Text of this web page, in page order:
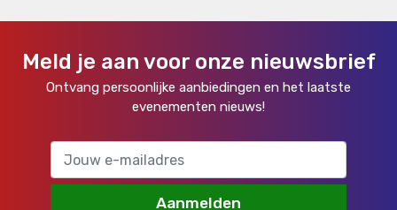
Meld je aan voor onze nieuwsbrief
Ontvang persoonlijke aanbiedingen en het laatste
evenementen nieuws!
Aanmelden